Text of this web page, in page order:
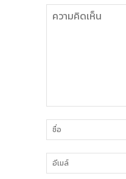
คิด
เห็น